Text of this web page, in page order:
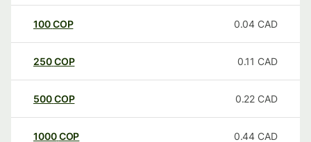
100COP 0.04 CAD
250COP 0.11 CAD
500COP 0.22 CAD
1000COP 0.44 CAD